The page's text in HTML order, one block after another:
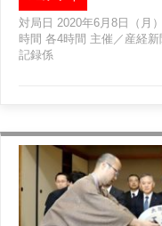
対局日 2020年6月8日（月
時間 各4時間 主催／産経新
記録係